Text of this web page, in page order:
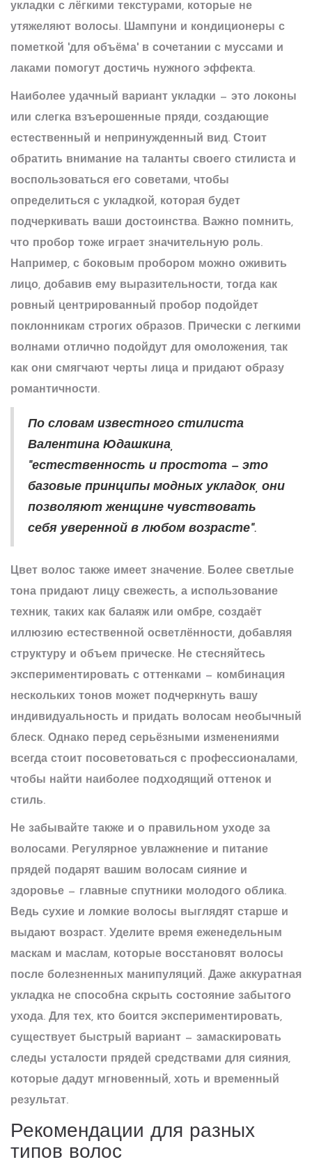
укладки с лёгкими текстурами, которые не
утяжеляют волосы. Шампуни и кондиционеры с
пометкой 'для объёма' в сочетании с муссами и
лаками помогут достичь нужного эффекта.
Наиболее удачный вариант укладки — это локоны
или слегка взъерошенные пряди, создающие
естественный и непринужденный вид. Стоит
обратить внимание на таланты своего стилиста и
воспользоваться его советами, чтобы
определиться с укладкой, которая будет
подчеркивать ваши достоинства. Важно помнить,
что пробор тоже играет значительную роль.
Например, с боковым пробором можно оживить
лицо, добавив ему выразительности, тогда как
ровный центрированный пробор подойдет
поклонникам строгих образов. Прически с легкими
волнами отлично подойдут для омоложения, так
как они смягчают черты лица и придают образу
романтичности.
По словам известного стилиста
Валентина Юдашкина,
"естественность и простота — это
базовые принципы модных укладок, они
позволяют женщине чувствовать
себя уверенной в любом возрасте".
Цвет волос также имеет значение. Более светлые
тона придают лицу свежесть, а использование
техник, таких как балаяж или омбре, создаёт
иллюзию естественной осветлённости, добавляя
структуру и объем прическе. Не стесняйтесь
экспериментировать с оттенками — комбинация
нескольких тонов может подчеркнуть вашу
индивидуальность и придать волосам необычный
блеск. Однако перед серьёзными изменениями
всегда стоит посоветоваться с профессионалами,
чтобы найти наиболее подходящий оттенок и
стиль.
Не забывайте также и о правильном уходе за
волосами. Регулярное увлажнение и питание
прядей подарят вашим волосам сияние и
здоровье — главные спутники молодого облика.
Ведь сухие и ломкие волосы выглядят старше и
выдают возраст. Уделите время еженедельным
маскам и маслам, которые восстановят волосы
после болезненных манипуляций. Даже аккуратная
укладка не способна скрыть состояние забытого
ухода. Для тех, кто боится экспериментировать,
существует быстрый вариант — замаскировать
следы усталости прядей средствами для сияния,
которые дадут мгновенный, хоть и временный
результат.
Рекомендации для разных
типов волос